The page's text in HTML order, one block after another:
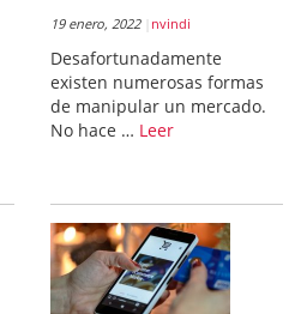
19 enero, 2022 nvindi
Desafortunadamente
existen numerosas formas
de manipular un mercado.
No hace … Leer